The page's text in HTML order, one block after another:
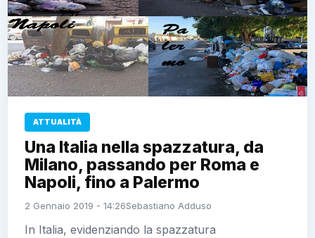
ATTUALITÀ
Una Italia nella spazzatura, da
Milano, passando per Roma e
Napoli, fino a Palermo
2 Gennaio 2019 - 14:26Sebastiano Adduso
In Italia, evidenziando la spazzatura